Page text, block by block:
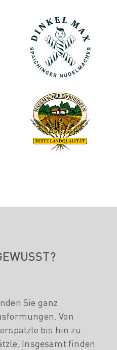
Sie ganz
Von
bis hin zu
Insgesamt finden